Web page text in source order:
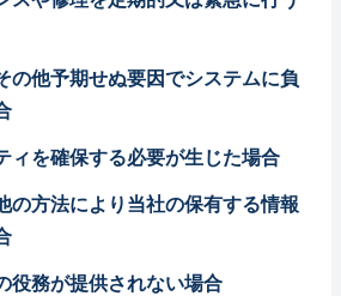
の他予期せぬ要因でシステムに負
ィを確保する必要が生じた場合
の方法により当社の保有する情報
役務が提供されない場合